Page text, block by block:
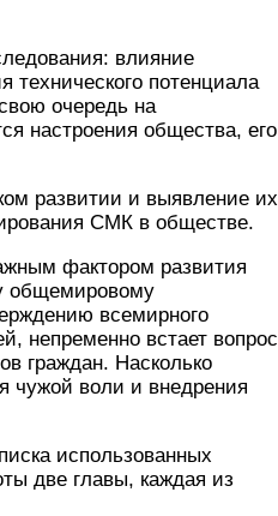
влияние
потенциала
очередь на
настроения общества, его
развитии и выявление их
СМК в обществе.
фактором развития
общемировому
всемирного
непременно встает вопрос
граждан. Насколько
чужой воли и внедрения
использованных
две главы, каждая из